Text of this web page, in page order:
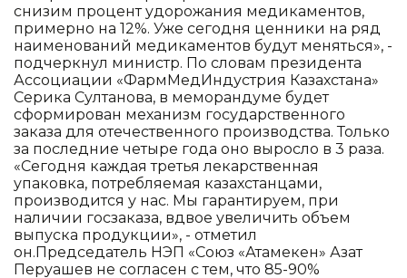
снизим процент удорожания медикаментов,
примерно на 12%. Уже сегодня ценники на ряд
наименований медикаментов будут меняться», -
подчеркнул министр. По словам президента
Ассоциации «ФармМедИндустрия Казахстана»
Серика Султанова, в меморандуме будет
сформирован механизм государственного
заказа для отечественного производства. Только
за последние четыре года оно выросло в 3 раза.
«Сегодня каждая третья лекарственная
упаковка, потребляемая казахстанцами,
производится у нас. Мы гарантируем, при
наличии госзаказа, вдвое увеличить объем
выпуска продукции», - отметил
он.Председатель НЭП «Союз «Атамекен» Азат
Перуашев не согласен с тем, что 85-90%